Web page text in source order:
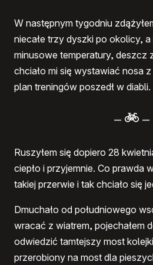
W następnym tygodniu
niecałe trzy dyszki po okolicy,
minusowe temperatury, deszcz
chciało mi się wystawiać nosa
plan treningów poszedł w diabli.
– –
Ruszyłem się dopiero 28
ciepło i przyjemnie. Co prawda
takiej przerwie i tak chciało się
Dmuchało od południowego
wracać z wiatrem, pojechałem
odwiedzić tamtejszy most
przerobiony na most dla